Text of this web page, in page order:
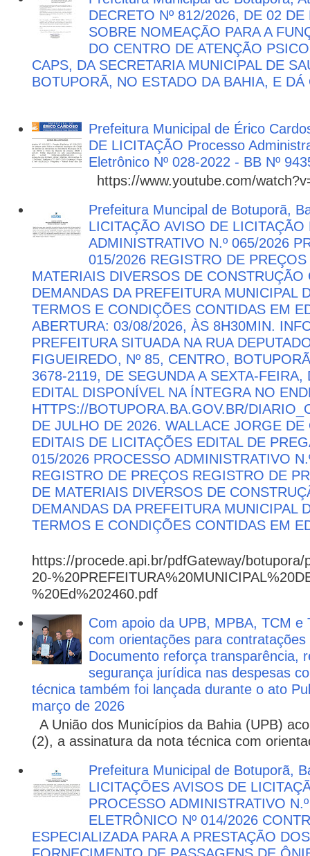
DECRETO Nº 812/2026, DE 02
SOBRE NOMEAÇÃO PARA A
DO CENTRO DE ATENÇÃO
CAPS, DA SECRETARIA MUNICIPAL DE
BOTUPORÃ, NO ESTADO DA BAHIA, E
Prefeitura Municipal de Érico
DE LICITAÇÃO Processo
Eletrônico Nº 028-2022 - BB Nº
https://www.youtube.com/
Prefeitura Muncipal de Botuporã,
LICITAÇÃO AVISO DE LICITAÇÃO
ADMINISTRATIVO N.º 065/2026
015/2026 REGISTRO DE
MATERIAIS DIVERSOS DE CONSTRUÇÃO
DEMANDAS DA PREFEITURA MUNICIPAL
TERMOS E CONDIÇÕES CONTIDAS EM
ABERTURA: 03/08/2026, ÀS 8H30MIN.
PREFEITURA SITUADA NA RUA
FIGUEIREDO, Nº 85, CENTRO,
3678-2119, DE SEGUNDA A SEXTA-
EDITAL DISPONÍVEL NA ÍNTEGRA NO
HTTPS://BOTUPORA.BA.GOV.BR/
DE JULHO DE 2026. WALLACE JORGE
EDITAIS DE LICITAÇÕES EDITAL DE
015/2026 PROCESSO ADMINISTRATIVO
REGISTRO DE PREÇOS REGISTRO DE
DE MATERIAIS DIVERSOS DE
DEMANDAS DA PREFEITURA MUNICIPAL
TERMOS E CONDIÇÕES CONTIDAS EM
https://procede.api.br/pdfGateway/
20-
%20Ed%202460.pdf
Com apoio da UPB, MPBA, TCM
com orientações para
Documento reforça transparência,
segurança jurídica nas despesas
técnica também foi lançada durante o ato
março de 2026
A União dos Municípios da Bahia (UPB)
(2), a assinatura da nota técnica com
Prefeitura Municipal de Botuporã,
LICITAÇÕES AVISOS DE
PROCESSO ADMINISTRATIVO
ELETRÔNICO Nº 014/2026
ESPECIALIZADA PARA A PRESTAÇÃO